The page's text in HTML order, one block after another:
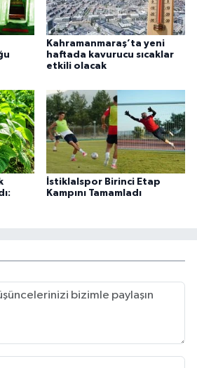
Kahramanmaraş’ta yeni
haftada kavurucu sıcaklar
etkili olacak
İstiklalspor Birinci Etap
Kampını Tamamladı